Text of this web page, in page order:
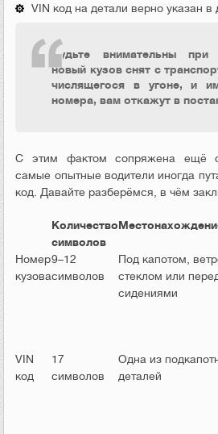
VIN код на детали верно указан в
Будьте внимательны при
новый кузов снят с
числящегося в угоне, и
номера, вам откажут в
С этим фактом сопряжена ещё
самые опытные водители иногда
код. Давайте разберёмся, в чём
Количество
символов
Номер
кузова
9–12
символов
Под капотом,
стеклом или
сидениями
VIN
код
17
символов
Одна из
деталей